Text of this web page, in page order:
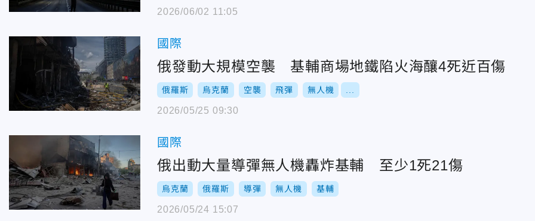
2026/06/02 11:05
國際
俄發動大規模空襲 基輔商場地鐵陷火海釀4死近百傷
俄羅斯 烏克蘭 空襲 飛彈 無人機
2026/05/25 09:30
國際
俄出動大量導彈無人機轟炸基輔 至少1死21傷
烏克蘭 俄羅斯 導彈 無人機 基輔
2026/05/24 15:07